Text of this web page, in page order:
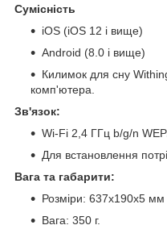
Сумісність
iOS (iOS 12 і вище)
Android (8.0 і вище)
Килимок для сну
комп'ютера.
Зв'язок:
Wi-Fi 2,4 ГГц b/g/n
Для встановлення
Вага та габарити:
Розміри: 637x190x5 мм
Вага: 350 г.